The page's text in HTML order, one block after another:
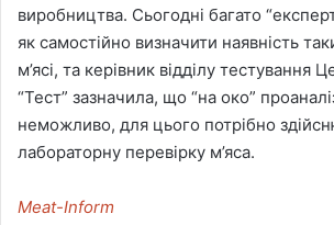
виробництва. Сьогодні багато
як самостійно визначити наявність
м’ясі, та керівник відділу тестування
“Тест” зазначила, що “на око”
неможливо, для цього потрібно
лабораторну перевірку м’яса.
Meat-Inform